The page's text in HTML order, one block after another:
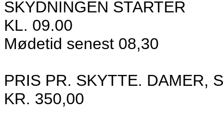
SKYDNINGEN STARTER
KL. 09.00
Mødetid senest 08,30
PRIS PR. SKYTTE. DAMER,
KR. 350,00